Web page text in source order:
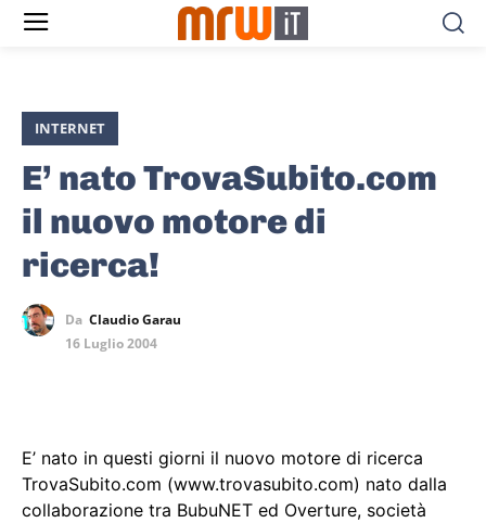
INTERNET
E’ nato TrovaSubito.com
il nuovo motore di
ricerca!
Da Claudio Garau
16 Luglio 2004
E’ nato in questi giorni il nuovo motore di ricerca
TrovaSubito.com (www.trovasubito.com) nato dalla
collaborazione tra BubuNET ed Overture, società